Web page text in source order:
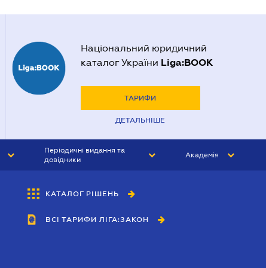
Національний юридичний
каталог України Liga:BOOK
ТАРИФИ
ДЕТАЛЬНІШЕ
Періодичні видання та
довідники
БУХГАЛТЕР&ЗАКОН
ВІСНИК МСФЗ
Академія
КАТАЛОГ РІШЕНЬ
ВСІ ТАРИФИ ЛІГА:ЗАКОН